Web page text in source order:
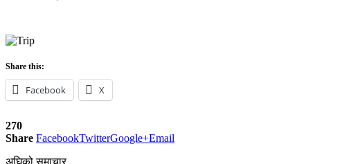
Share this:
Facebook X
270
Share FacebookTwitterGoogle+Email
अघिको समाचार